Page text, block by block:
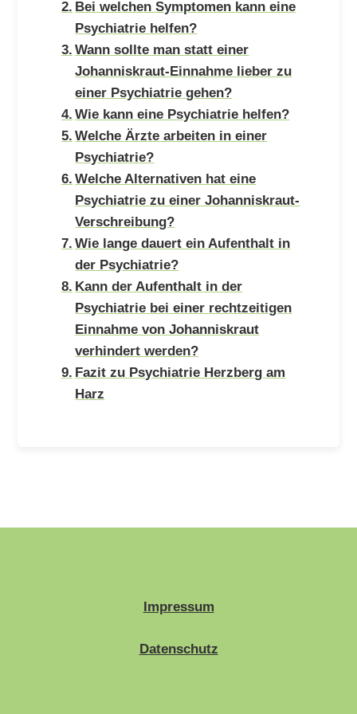
Bei welchen Symptomen kann eine
Psychiatrie helfen?
Wann sollte man statt einer
Johanniskraut-Einnahme lieber zu
einer Psychiatrie gehen?
Wie kann eine Psychiatrie helfen?
Welche Ärzte arbeiten in einer
Psychiatrie?
Welche Alternativen hat eine
Psychiatrie zu einer Johanniskraut-
Verschreibung?
Wie lange dauert ein Aufenthalt in
der Psychiatrie?
Kann der Aufenthalt in der
Psychiatrie bei einer rechtzeitigen
Einnahme von Johanniskraut
verhindert werden?
Fazit zu Psychiatrie Herzberg am
Harz
Impressum
Datenschutz